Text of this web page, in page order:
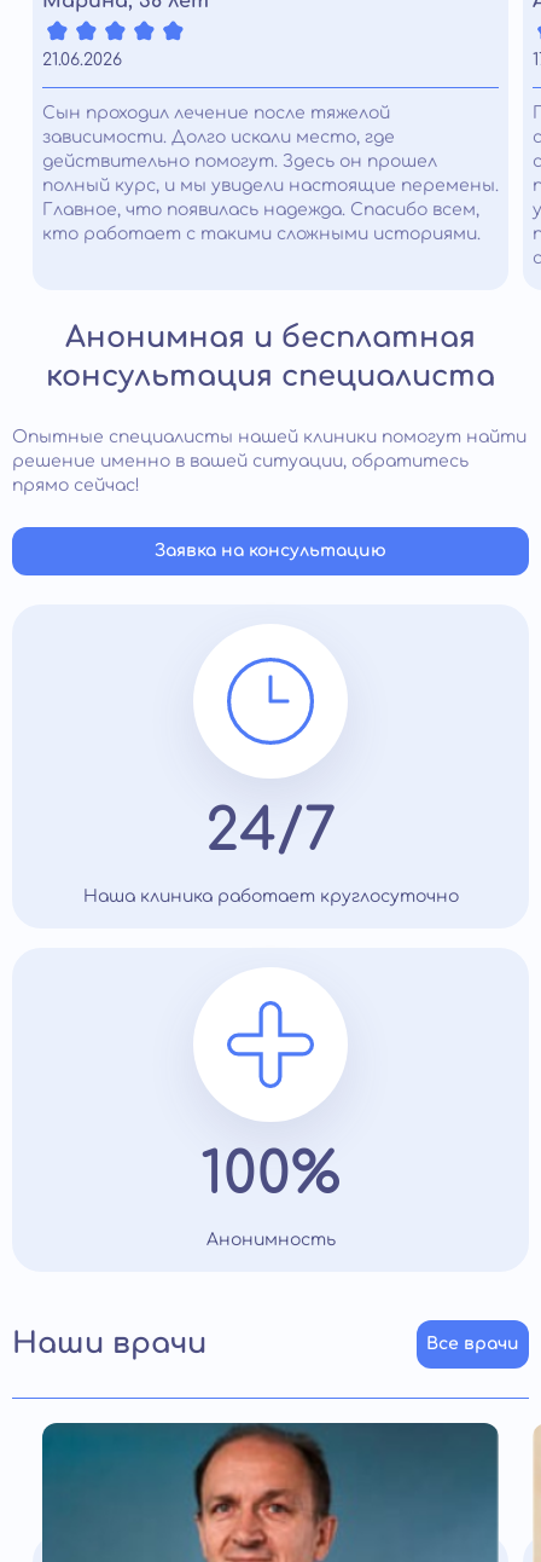
21.06.2026
Сын проходил лечение после тяжелой
зависимости. Долго искали место, где
действительно помогут. Здесь он прошел
полный курс, и мы увидели настоящие перемены.
Главное, что появилась надежда. Спасибо всем,
кто работает с такими сложными историями.
Анонимная и бесплатная
консультация специалиста
Опытные специалисты нашей клиники помогут найти
решение именно в вашей ситуации, обратитесь
прямо сейчас!
Заявка на консультацию
24/7
Наша клиника работает круглосуточно
100%
Анонимность
Наши врачи Все врачи